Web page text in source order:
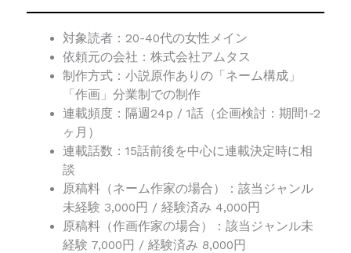
対象読者：20-40代の女性メイン
依頼元の会社：株式会社アムタス
制作方式：小説原作ありの「ネーム構成」
「作画」分業制での制作
連載頻度：隔週24p / 1話（企画検討：期間1-2
ヶ月）
連載話数：15話前後を中心に連載決定時に相
談
原稿料（ネーム作家の場合）：該当ジャンル
未経験 3,000円 / 経験済み 4,000円
原稿料（作画作家の場合）：該当ジャンル未
経験 7,000円 / 経験済み 8,000円